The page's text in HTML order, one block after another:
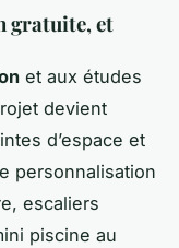
gratuite, et
et aux études
devient
d’espace et
personnalisation
escaliers
piscine au